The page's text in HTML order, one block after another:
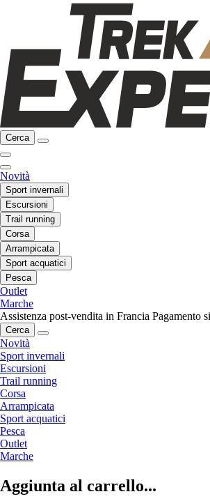
Cerca
Novità
Sport invernali
Escursioni
Trail running
Corsa
Arrampicata
Sport acquatici
Pesca
Outlet
Marche
Assistenza post-vendita in Francia Pagamento
Cerca
Novità
Sport invernali
Escursioni
Trail running
Corsa
Arrampicata
Sport acquatici
Pesca
Outlet
Marche
Aggiunta al carrello...